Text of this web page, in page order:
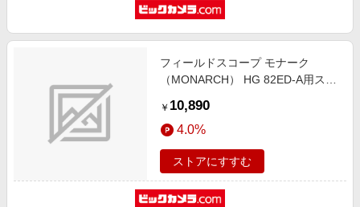
フィールドスコープ モナーク
（MONARCH） HG 82ED-A用ステ
￥ 10,890
4.0%
ストアにすすむ